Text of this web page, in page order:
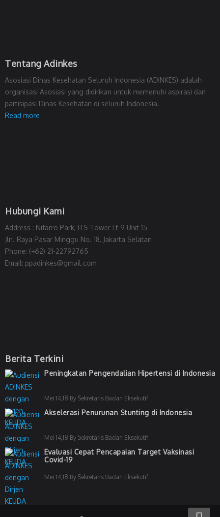
Tentang Adinkes
Asosiasi Dinas Kesehatan Seluruh Indonesia (ADINKES) adalah
organisasi Asosiasi yang didirikan untuk memenuhi aspirasi dan
partisipasi Dinas Kesehatan di seluruh Indonesia.
Read more
Hubungi Kami
Address : Nifarro Park, ITS Tower Lt 9 Unit 15
Jln. Raya Pasar Minggu No. 18, Jakarta Selatan
Phone: (+62) 21-22792765
Email: ppadinkes@gmail.com
Berita Terkini
Peningkatan Pengendalian Hipertensi di Indonesia
Mei 14,18 By Sekretaris Badan Eksekutif
Akselerasi Penurunan Stunting di Indonesia
Mei 14,18 By Sekretaris Badan Eksekutif
Evaluasi Cepat Pencapaian Target Vaksinasi
Covid-19
Mei 14,18 By Sekretaris Badan Eksekutif